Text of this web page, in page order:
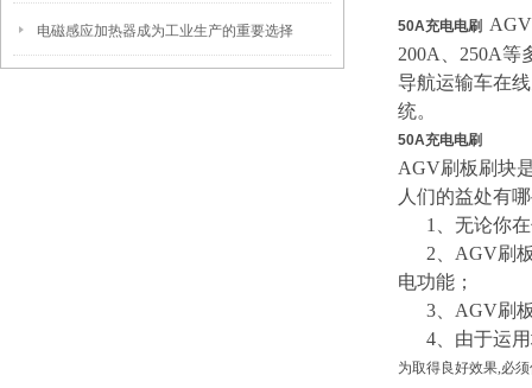
电磁感应加热器成为工业生产的重要选择 50A充电电刷
200A、250A等
导航运输车在
统。
50A充电电刷
AGV刷板刷块
人们的益处有
1、无论你在
2、AGV刷板
电功能；
3、AGV刷板
4、由于运用
为取得良好效果,必